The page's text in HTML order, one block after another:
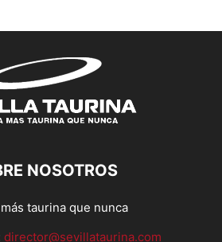
NOSOTROS
taurina que nunca
director@sevillataurina.com